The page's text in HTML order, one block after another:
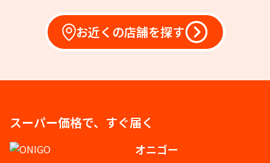
お近くの店舗を探す
スーパー価格で、すぐ届く
オニゴー